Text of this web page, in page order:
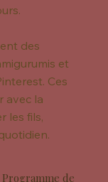
des
et
Ces
avec la
les fils,
Programme de